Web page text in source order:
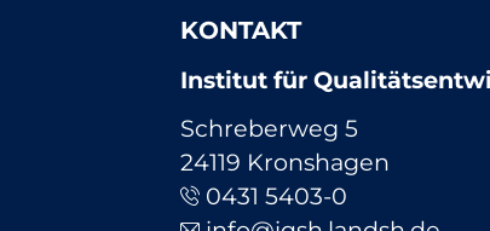
KONTAKT
Institut für
Schreberweg 5
24119 Kronshagen
0431 5403-0